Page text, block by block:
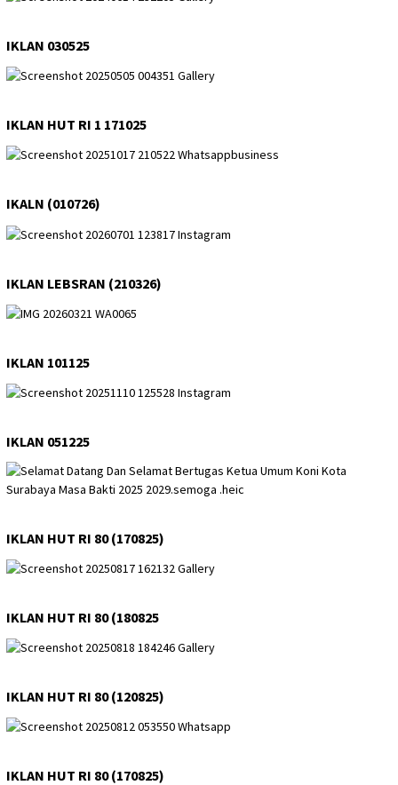
IKLAN 030525
IKLAN HUT RI 1 171025
IKALN (010726)
IKLAN LEBSRAN (210326)
IKLAN 101125
IKLAN 051225
IKLAN HUT RI 80 (170825)
IKLAN HUT RI 80 (180825
IKLAN HUT RI 80 (120825)
IKLAN HUT RI 80 (170825)